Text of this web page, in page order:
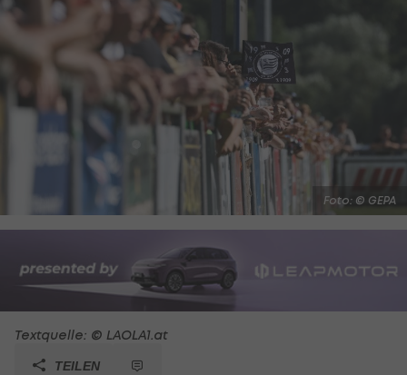
Foto: © GEPA
Textquelle: © LAOLA1.at
TEILEN